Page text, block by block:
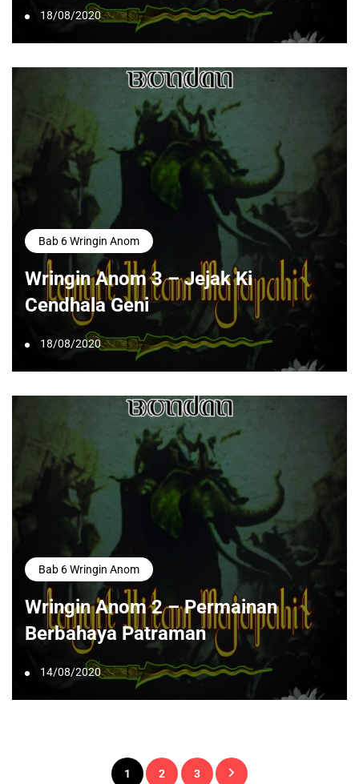
18/08/2020
Bab 6 Wringin Anom
Wringin Anom 3 – Jejak Ki
Cendhala Geni
18/08/2020
Bab 6 Wringin Anom
Wringin Anom 2 – Permainan
Berbahaya Patraman
14/08/2020
Paginasi
1 2 3